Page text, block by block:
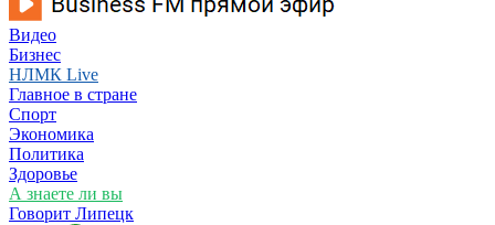
Видео
Бизнес
НЛМК Live
Главное в стране
Спорт
Экономика
Политика
Здоровье
А знаете ли вы
Говорит Липецк